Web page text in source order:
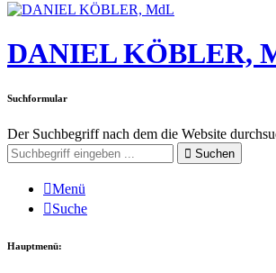
DANIEL KÖBLER,
Suchformular
Der Suchbegriff nach dem die Website
Suchen
Menü
Suche
Hauptmenü: